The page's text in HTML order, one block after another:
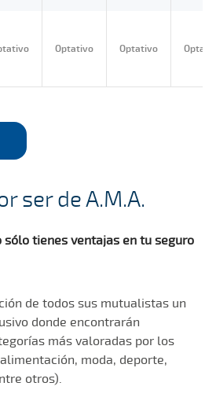
Optativo Optativo
ser de A.M.A.
tienes ventajas en tu seguro
de todos sus mutualistas un
donde encontrarán
más valoradas por los
moda, deporte,
otros).